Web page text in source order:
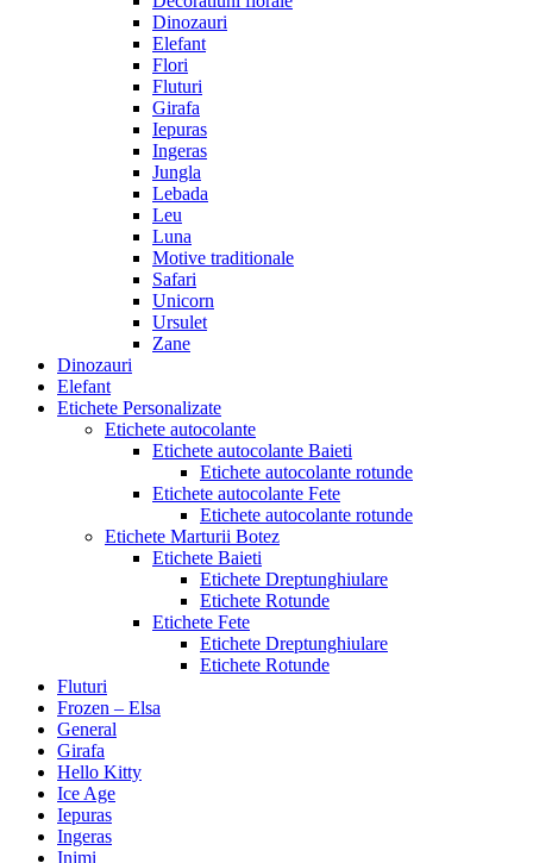
Dinozauri
Elefant
Flori
Fluturi
Girafa
Iepuras
Ingeras
Jungla
Lebada
Leu
Luna
Motive traditionale
Safari
Unicorn
Ursulet
Zane
Dinozauri
Elefant
Etichete Personalizate
Etichete autocolante
Etichete autocolante Baieti
Etichete autocolante rotunde
Etichete autocolante Fete
Etichete autocolante rotunde
Etichete Marturii Botez
Etichete Baieti
Etichete Dreptunghiulare
Etichete Rotunde
Etichete Fete
Etichete Dreptunghiulare
Etichete Rotunde
Fluturi
Frozen – Elsa
General
Girafa
Hello Kitty
Ice Age
Iepuras
Ingeras
Inimi